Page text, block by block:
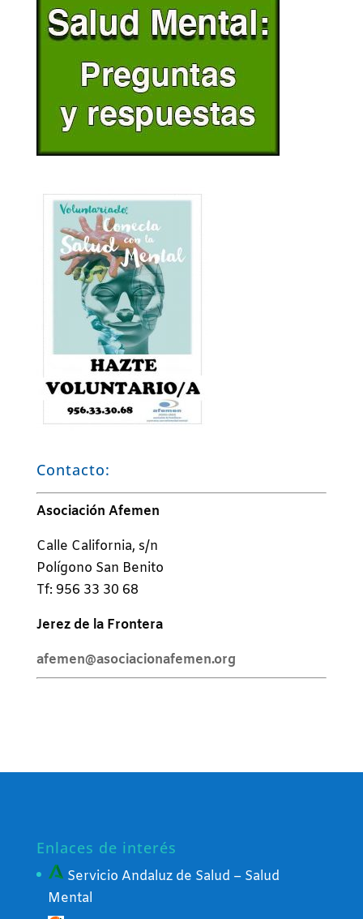
Contacto:
Asociación Afemen
Calle California, s/n
Polígono San Benito
Tf: 956 33 30 68
Jerez de la Frontera
afemen@asociacionafemen.org
Enlaces de interés
Servicio Andaluz de Salud – Salud
Mental